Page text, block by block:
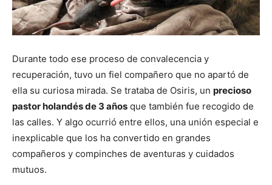
Durante todo ese proceso de convalecencia y
recuperación, tuvo un fiel compañero que no apartó de
ella su curiosa mirada. Se trataba de Osiris, un precioso
pastor holandés de 3 años que también fue recogido de
las calles. Y algo ocurrió entre ellos, una unión especial e
inexplicable que los ha convertido en grandes
compañeros y compinches de aventuras y cuidados
mutuos.